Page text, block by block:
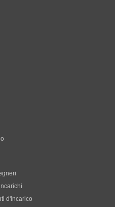
d'incarico